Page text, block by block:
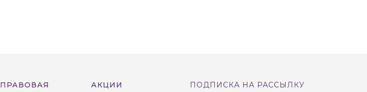
ПОДПИСКА НА РАССЫЛКУ
ПРАВОВАЯ АКЦИИ